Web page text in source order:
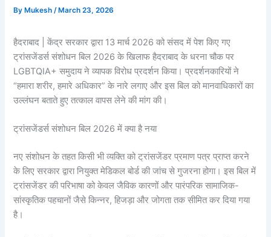
By Mukesh/ March 23, 2026
हैदराबाद | केंद्र सरकार द्वारा 13 मार्च 2026 को संसद में पेश किए गए
ट्रांसजेंडर्स संशोधन बिल 2026 के खिलाफ हैदराबाद के धरना चौक पर
LGBTQIA+ समुदाय ने व्यापक विरोध प्रदर्शन किया। प्रदर्शनकारियों ने
“हमारा शरीर, हमारे अधिकार” के नारे लगाए और इस बिल को मानवाधिकारों का
उल्लंघन बताते हुए तत्काल वापस लेने की मांग की।
ट्रांसजेंडर्स संशोधन बिल 2026 में क्या है नया
नए संशोधन के तहत किसी भी व्यक्ति को ट्रांसजेंडर प्रमाण पत्र प्राप्त करने
के लिए सरकार द्वारा नियुक्त मेडिकल बोर्ड की जांच से गुजरना होगा। इस बिल में
ट्रांसजेंडर की परिभाषा को केवल जैविक कारणों और पारंपरिक सामाजिक-
सांस्कृतिक पहचानों जैसे किन्नर, हिजड़ा और जोगता तक सीमित कर दिया गया
है।